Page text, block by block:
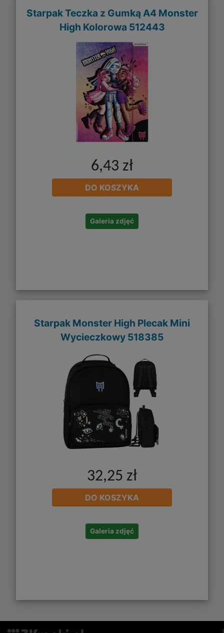
Starpak Teczka z Gumką A4 Monster
High Kolorowa 512443
6,43 zł
DO KOSZYKA
Galeria zdjęć
Starpak Monster High Plecak Mini
Wycieczkowy 518385
32,25 zł
DO KOSZYKA
Galeria zdjęć